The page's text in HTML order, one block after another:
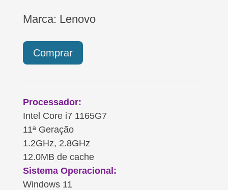
Marca: Lenovo
Comprar
Processador:
Intel Core i7 1165G7
11ª Geração
1.2GHz, 2.8GHz
12.0MB de cache
Sistema Operacional:
Windows 11